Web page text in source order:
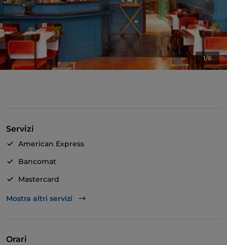
1/6
Servizi
American Express
Bancomat
Mastercard
TheFork PAY
Mostra altri servizi
Orari